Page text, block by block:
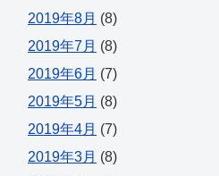
2019年8月 (8)
2019年7月 (8)
2019年6月 (7)
2019年5月 (8)
2019年4月 (7)
2019年3月 (8)